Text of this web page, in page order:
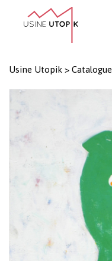
Panier
Usine Utopik > Catalogue